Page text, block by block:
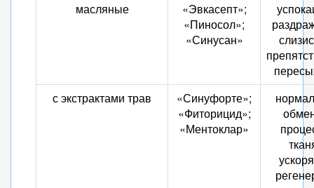
масляные
«Эвкасепт»;
«Пиносол»;
«Синусан»
с экстрактами трав
«Синуфорте»;
«Фиторицид»;
«Ментоклар»